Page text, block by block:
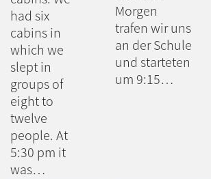
had six
cabins in
which we
slept in
groups of
eight to
twelve
people. At
5:30 pm it
was…
Morgen
trafen wir uns
an der Schule
und starteten
um 9:15…